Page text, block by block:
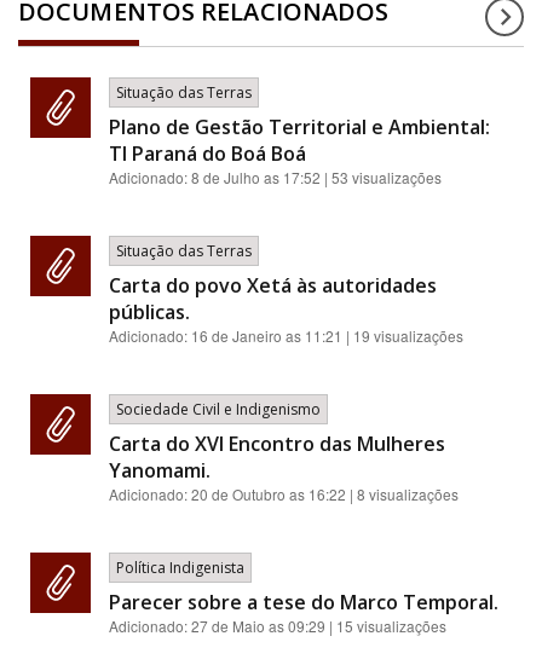
DOCUMENTOS RELACIONADOS
Situação das Terras
Plano de Gestão Territorial e Ambiental:
TI Paraná do Boá Boá
Adicionado:8 de Julho as 17:52 | 53 visualizações
Situação das Terras
Carta do povo Xetá às autoridades
públicas.
Adicionado: 16 de Janeiro as 11:21 | 19 visualizações
Sociedade Civil e Indigenismo
Carta do XVI Encontro das Mulheres
Yanomami.
Adicionado:20 de Outubro as 16:22 | 8 visualizações
Política Indigenista
Parecer sobre a tese do Marco Temporal.
Adicionado:27 de Maio as 09:29 | 15 visualizações